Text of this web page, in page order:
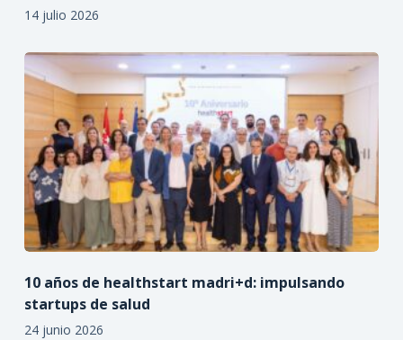
14 julio 2026
10 años de healthstart madri+d: impulsando
startups de salud
24 junio 2026